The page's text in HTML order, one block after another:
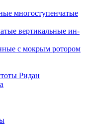
многоступенчатые
вертикальные ин-
с мокрым ротором
Ридан